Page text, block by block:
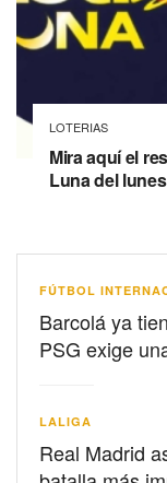
LOTERIAS
Mira aquí el
Luna del
FÚTBOL
Barcolá ya
PSG exige
LALIGA
Real Madrid